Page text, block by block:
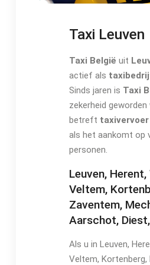
Taxi Leuven
Taxi België uit
actief als
Sinds jaren is Taxi
zekerheid geworden
betreft taxivervoer
als het aankomt op
personen.
Leuven, Herent,
Veltem,
Zaventem,
Aarschot,
Als u in Leuven,
Veltem, Kortenberg,